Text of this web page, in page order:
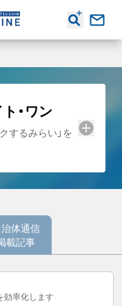
・ワン
するみらい」を
治体通信
載記事
効率化します